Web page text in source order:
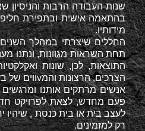
שנות העבודה הרבות והניסיון
בהתאמה אישית ובתפירת
מידותיו.
החללים שיצרתי במהלך השנים
תחת השראות מגוונות, ונתנו
התוצאות, לכן, שונות
הצרכים, הרצונות והמvווים של בעלי החלל.
אנשים מרתקים אותנו
פעם מחדש, לצאת לפרויקט
לעצב בית או בית כנסת , שיהיו
רק למזמינים.